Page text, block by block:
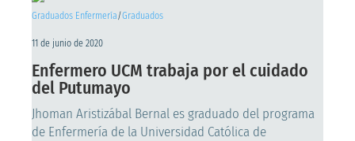
Graduados Enfermería/Graduados
11 de junio de 2020
Enfermero UCM trabaja por el cuidado
del Putumayo
Jhoman Aristizábal Bernal es graduado del programa
de Enfermería de la Universidad Católica de